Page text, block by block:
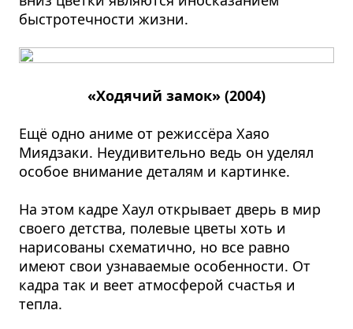
быстротечности жизни.
«Ходячий замок» (2004)
Ещё одно аниме от режиссёра Хаяо
Миядзаки. Неудивительно ведь он уделял
особое внимание деталям и картинке.
На этом кадре Хаул открывает дверь в мир
своего детства, полевые цветы хоть и
нарисованы схематично, но все равно
имеют свои узнаваемые особенности. От
кадра так и веет атмосферой счастья и
тепла.